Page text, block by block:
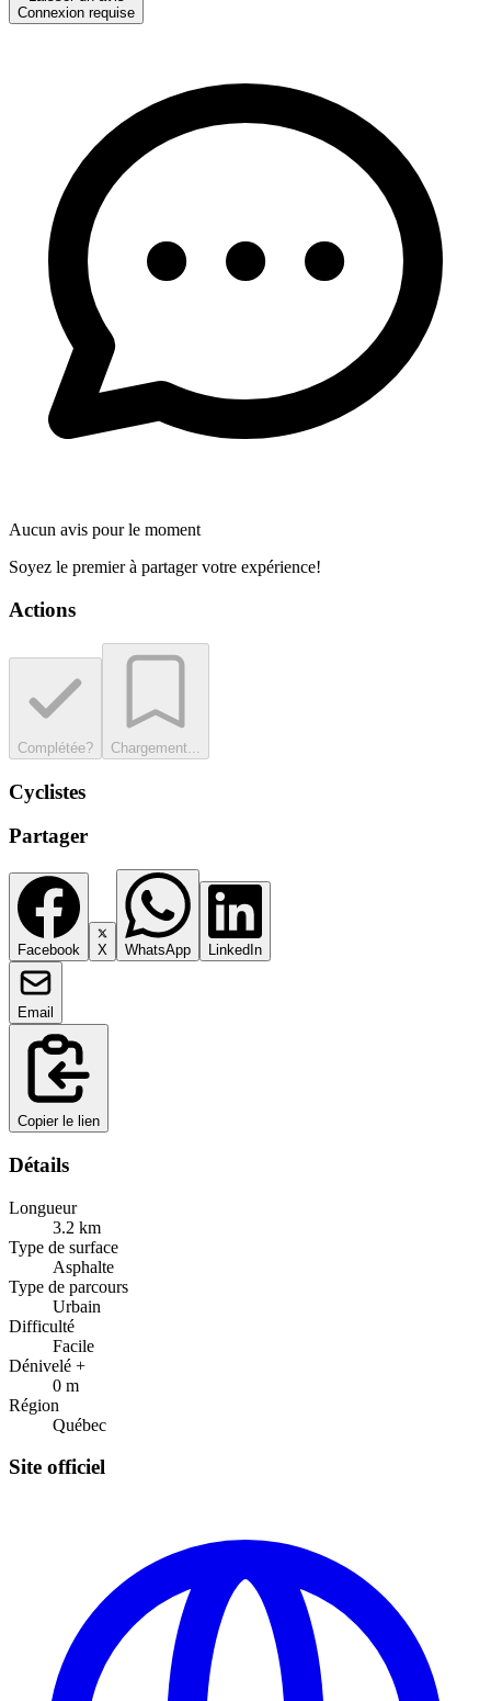
Connexion requise
Aucun avis pour le moment
Soyez le premier à partager votre expérience!
Actions
Complétée? Chargement...
Cyclistes
Partager
Facebook X WhatsApp LinkedIn
Email
Copier le lien
Détails
Longueur
3.2 km
Type de surface
Asphalte
Type de parcours
Urbain
Difficulté
Facile
Dénivelé +
0 m
Région
Québec
Site officiel